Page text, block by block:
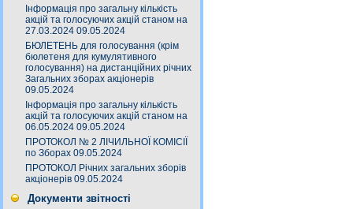
Інформація про загальну кількість
акцій та голосуючих акцій станом на
27.03.2024 09.05.2024
БЮЛЕТЕНЬ для голосування (крім
бюлетеня для кумулятивного
голосування) на дистанційних річних
Загальних зборах акціонерів
09.05.2024
Інформація про загальну кількість
акцій та голосуючих акцій станом на
06.05.2024 09.05.2024
ПРОТОКОЛ № 2 ЛІЧИЛЬНОЇ КОМІСІЇ
по Зборах 09.05.2024
ПРОТОКОЛ Річних загальних зборів
акціонерів 09.05.2024
Документи звітності